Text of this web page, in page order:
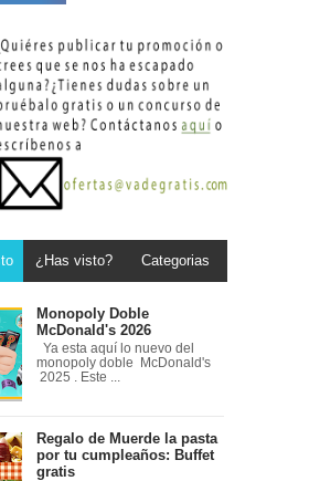
¿Has visto? Categorias
Monopoly Doble
McDonald's 2026
Ya esta aquí lo nuevo del
monopoly doble McDonald's
2025 . Este ...
Regalo de Muerde la pasta
por tu cumpleaños: Buffet
gratis